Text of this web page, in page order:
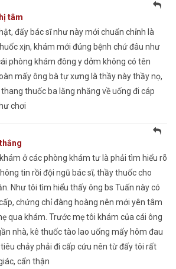
tâm
đấy bác sĩ như này mới chuẩn chỉnh là
xịn, khám mới đúng bệnh chứ đâu như
phòng khám đông y dởm không có tên
mấy ông bà tự xưng là thầy này thầy nọ,
thang thuốc ba lăng nhăng về uống đi cáp
chơi
ở các phòng khám tư là phải tìm hiểu rõ
tin rồi đội ngũ bác sĩ, thầy thuốc cho
Như tôi tìm hiểu thấy ông bs Tuấn này có
chứng chỉ đàng hoàng nên mới yên tâm
qua khám. Trước mẹ tôi khám của cái ông
nhà, kê thuốc tào lao uống mấy hôm đau
tiêu chảy phải đi cấp cứu nên từ đấy tôi rất
cẩn thận